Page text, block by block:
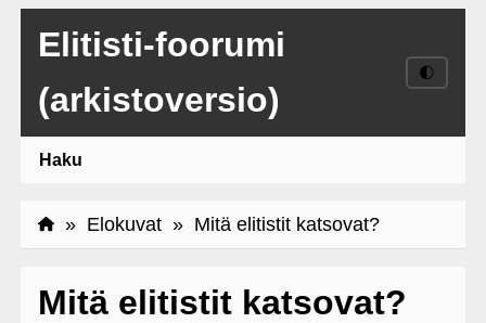
Elitisti-foorumi
(arkistoversio)
🌓
Haku
» Elokuvat» Mitä elitistit katsovat?
Mitä elitistit katsovat?